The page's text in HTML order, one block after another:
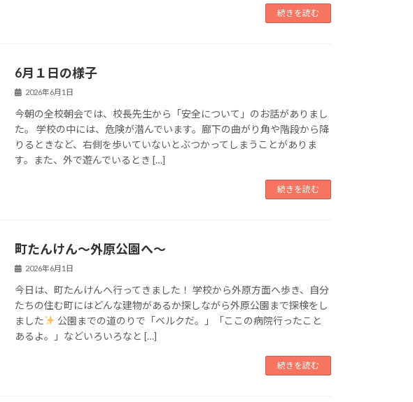
続きを読む
6月１日の様子
2026年6月1日
今朝の全校朝会では、校長先生から「安全について」のお話がありまし
た。 学校の中には、危険が潜んでいます。廊下の曲がり角や階段から降
りるときなど、右側を歩いていないとぶつかってしまうことがありま
す。また、外で遊んでいるとき […]
続きを読む
町たんけん～外原公園へ～
2026年6月1日
今日は、町たんけんへ行ってきました！ 学校から外原方面へ歩き、自分
たちの住む町にはどんな建物があるか探しながら外原公園まで探検をし
ました
公園までの道のりで「ベルクだ。」「ここの病院行ったこと
あるよ。」などいろいろなと […]
続きを読む